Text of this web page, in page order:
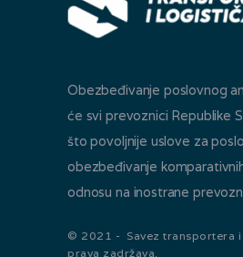
Obezbeđivanje poslovnog
će svi prevoznici Republike
što povoljnije uslove za
obezbeđivanje
odnosu na inostrane
© 2021 - Savez transportera i
prava zadržava.